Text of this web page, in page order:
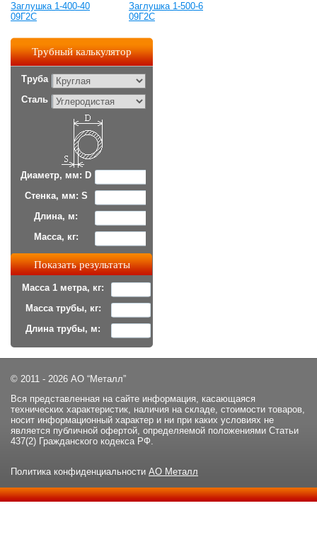
Заглушка 1-400-40
09Г2С
Заглушка 1-500-6
09Г2С
Трубный калькулятор
Труба
Сталь
Диаметр, мм: D
Стенка, мм: S
Длина, м:
Масса, кг:
Масса 1 метра, кг:
Масса трубы, кг:
Длина трубы, м:
© 2011 - 2026 АО “Металл”
Вся представленная на сайте информация, касающаяся
технических характеристик, наличия на складе, стоимости товаров,
носит информационный характер и ни при каких условиях не
является публичной офертой, определяемой положениями Статьи
437(2) Гражданского кодекса РФ.
Политика конфиденциальности АО Металл